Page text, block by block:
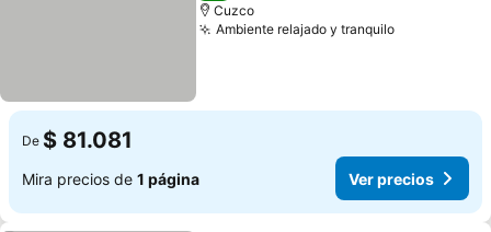
Cuzco
Ambiente relajado y tranquilo
De $ 81.081
Mira precios de 1 página Ver precios